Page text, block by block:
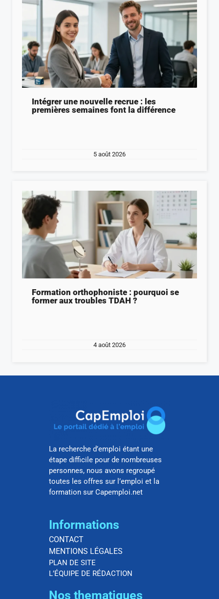
Intégrer une nouvelle recrue : les
premières semaines font la différence
5 août 2026
Formation orthophoniste : pourquoi se
former aux troubles TDAH ?
4 août 2026
La recherche d’emploi étant une
étape difficile pour de nombreuses
personnes, nous avons regroupé
toutes les offres sur l’emploi et la
formation sur Capemploi.net
Informations
CONTACT
MENTIONS LÉGALES
PLAN DE SITE
L’ÉQUIPE DE RÉDACTION
Nos thematiques